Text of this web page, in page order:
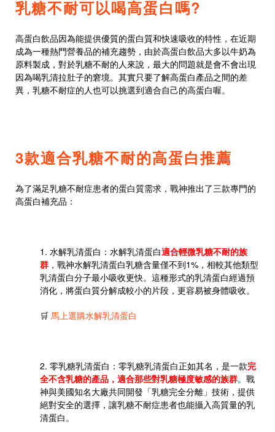
乳糖不耐可以喝高蛋白嗎?
高蛋白飲品因為能提供優質的蛋白質和快速吸收的特性，在近期
成為一種熱門營養品的補充趨勢，由於高蛋白飲品大多以牛奶為
原料製成，對於乳糖不耐的人來說，最大的問題就是會不會出現
因為喝乳清拉肚子的窘境。其實只要了解高蛋白產品之間的差
異，乳糖不耐症的人也可以挑選到適合自己的高蛋白喔。
3款適合乳糖不耐的高蛋白推薦
為了滿足乳糖不耐症患者的蛋白質需求，戰神推出了三款專門的
高蛋白補充品：
1. 水解乳清蛋白 ：水解乳清蛋白適合輕微乳糖不耐的族
群 ，戰神水解乳清蛋白乳糖含量僅不到1%，相較其他類型
乳清蛋白分子最小吸收更快。這種形式的乳清蛋白經過預
消化，將蛋白質分解成較小的片段，更容易被身體吸收。
🛒 馬上選購水解乳清蛋白
2. 零乳糖乳清蛋白 ：零乳糖乳清蛋白正如其名，是一款完
全不含乳糖的產品，適合那些對乳糖極度敏感的族群。戰
神與美國知名大廠共同開發「乳糖完全分離」技術，提供
絕對安全的選擇，讓乳糖不耐症患者也能攝入高質量的乳
清蛋白。